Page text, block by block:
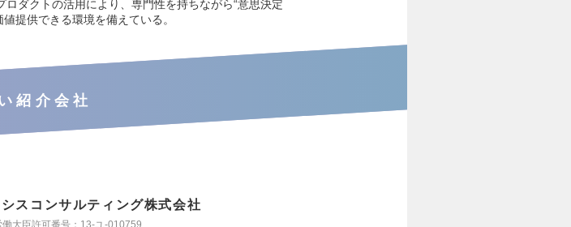
ロダクトの活用により、専門性を持ちながら“意思決定
提供できる環境を備えている。
紹介会社
スコンサルティング株式会社
働大臣許可番号：13-ユ-010759